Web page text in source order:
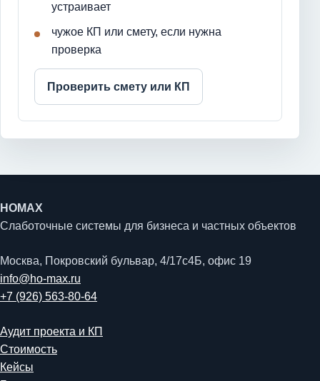
устраивает
чужое КП или смету, если нужна
проверка
Проверить смету или КП
HOMAX
Слаботочные системы для бизнеса и частных объектов
Москва, Покровский бульвар, 4/17с4Б, офис 19
info@ho-max.ru
+7 (926) 563-80-64
Аудит проекта и КП
Стоимость
Кейсы